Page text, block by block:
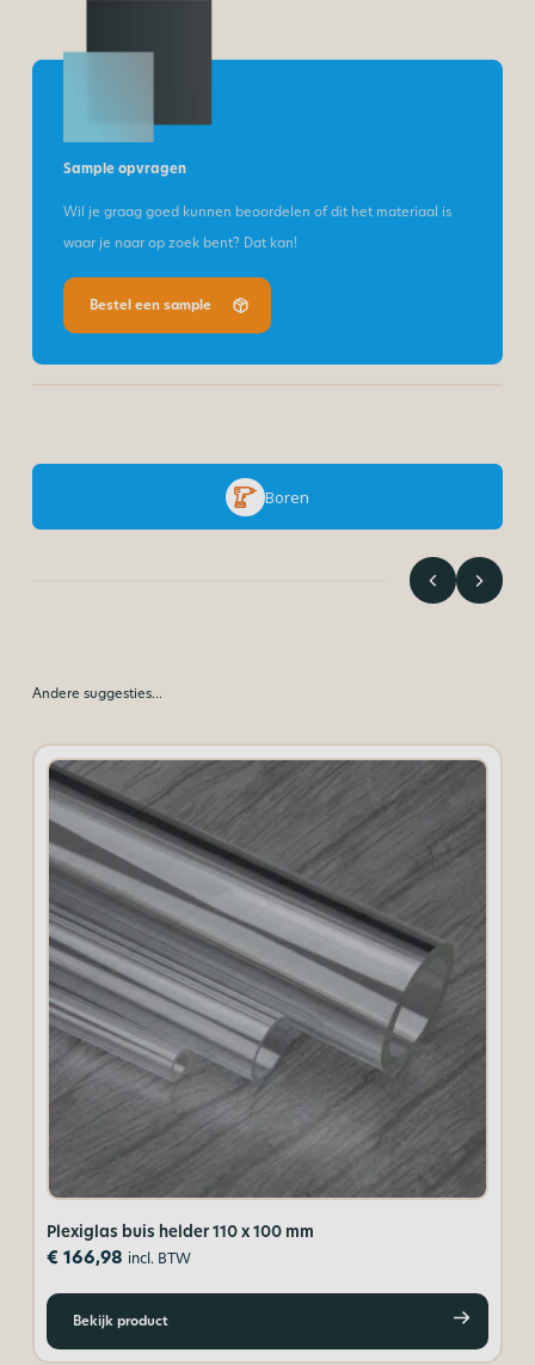
Sample opvragen
Wil je graag goed kunnen beoordelen of dit het materiaal is
waar je naar op zoek bent? Dat kan!
Bestel een sample
Boren
Andere suggesties…
Plexiglas buis helder 110 x 100 mm
€ 166,98 incl. BTW
Bekijk product